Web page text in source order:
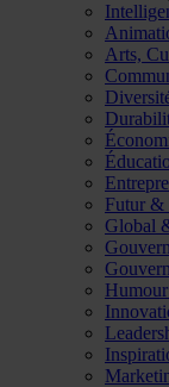
Arts,
Futur &
Global
Humour